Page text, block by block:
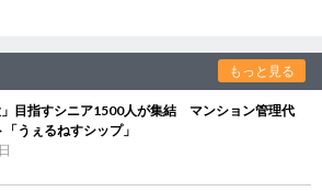
もっと見る
」目指すシニア1500人が集結 マンション管理代
うぇるねすシップ」